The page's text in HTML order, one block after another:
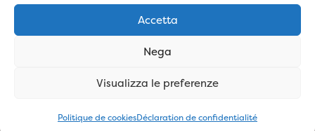
Accetta
Nega
Visualizza le preferenze
Politique de cookiesDéclaration de confidentialité
STEFANO E FIGLIO S.S - P.IVA01741260473